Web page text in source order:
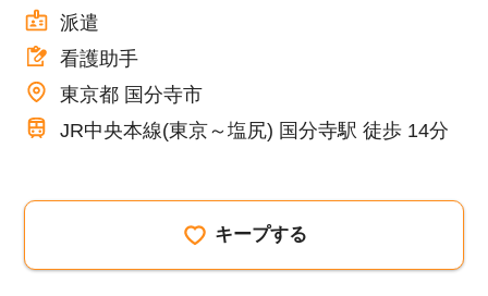
派遣
看護助手
東京都 国分寺市
JR中央本線(東京～塩尻) 国分寺駅 徒歩 14分
キープする